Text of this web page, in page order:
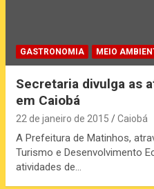
GASTRONOMIA MEIO
Secretaria divulga as
em Caiobá
22 de janeiro de 2015 Caiobá
A Prefeitura de Matinhos,
Turismo e Desenvolvimento
atividades de…